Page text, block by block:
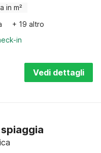
in m²
+ 19 altro
in
Vedi dettagli